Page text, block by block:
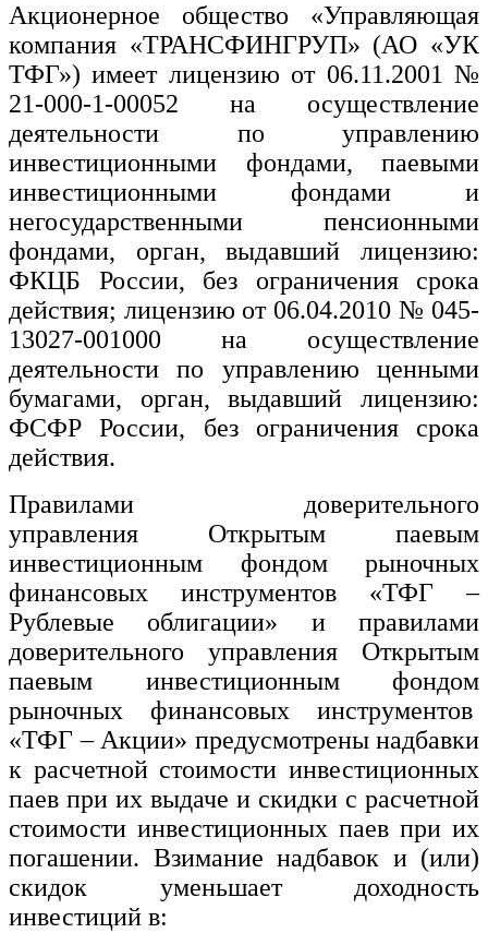
Акционерное общество «Управляющая
компания «ТРАНСФИНГРУП» (АО «УК
ТФГ») имеет лицензию от 06.11.2001 №
21-000-1-00052 на осуществление
деятельности по управлению
инвестиционными фондами, паевыми
инвестиционными фондами и
негосударственными пенсионными
фондами, орган, выдавший лицензию:
ФКЦБ России, без ограничения срока
действия; лицензию от 06.04.2010 № 045-
13027-001000 на осуществление
деятельности по управлению ценными
бумагами, орган, выдавший лицензию:
ФСФР России, без ограничения срока
действия.
Правилами доверительного
управления Открытым паевым
инвестиционным фондом рыночных
финансовых инструментов «ТФГ –
Рублевые облигации» и правилами
доверительного управления Открытым
паевым инвестиционным фондом
рыночных финансовых инструментов
«ТФГ – Акции» предусмотрены надбавки
к расчетной стоимости инвестиционных
паев при их выдаче и скидки с расчетной
стоимости инвестиционных паев при их
погашении. Взимание надбавок и (или)
скидок уменьшает доходность
инвестиций в: